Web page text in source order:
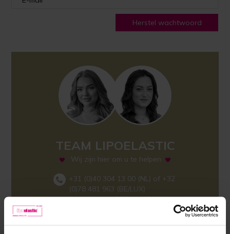
TEAM LIPOELASTIC
Wij zijn hier om u te helpen
+31 (0)40 304 13 00 (NL) of +32
(0)78 481 963 (BE/LUX)
(Ma – Vr, van 8:30 tot 17:00)